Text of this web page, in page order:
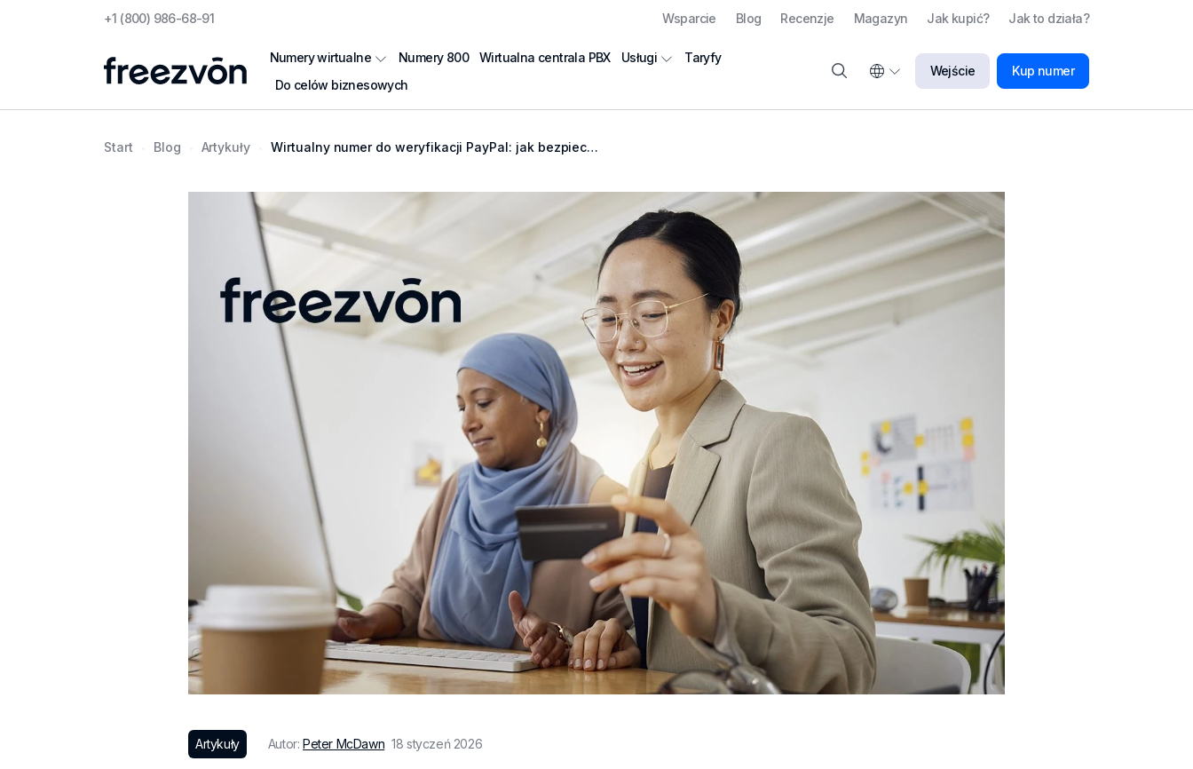
+1 (800) 986-68-91 Wsparcie Blog Recenzje Magazyn Jak kupić? Jak to działa?
Wejście Kup numer
Numery wirtualne Numery 800 Wirtualna centrala PBX Usługi
Taryfy
Do celów biznesowych
Start Blog Artykuły Wirtualny numer do weryfikacji PayPal: jak bezpiecznie odbierać kody SMS
Artykuły Autor:Peter McDawn 18 styczeń 2026